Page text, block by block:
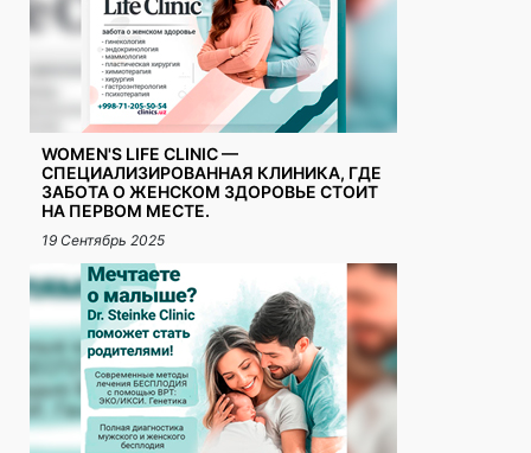
WOMEN'S LIFE CLINIC —
СПЕЦИАЛИЗИРОВАННАЯ КЛИНИКА, ГДЕ
ЗАБОТА О ЖЕНСКОМ ЗДОРОВЬЕ СТОИТ
НА ПЕРВОМ МЕСТЕ.
19 Сентябрь 2025